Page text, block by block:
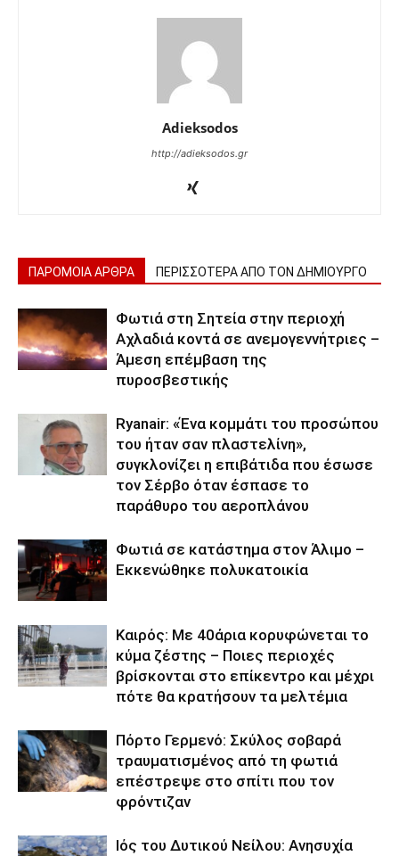
Adieksodos
http://adieksodos.gr
ΠΑΡΟΜΟΙΑ ΑΡΘΡΑ ΠΕΡΙΣΣΟΤΕΡΑ ΑΠΟ ΤΟΝ ΔΗΜΙΟΥΡΓΟ
Φωτιά στη Σητεία στην περιοχή
Αχλαδιά κοντά σε ανεμογεννήτριες –
Άμεση επέμβαση της
πυροσβεστικής
Ryanair: «Ένα κομμάτι του προσώπου
του ήταν σαν πλαστελίνη»,
συγκλονίζει η επιβάτιδα που έσωσε
τον Σέρβο όταν έσπασε το
παράθυρο του αεροπλάνου
Φωτιά σε κατάστημα στον Άλιμο –
Εκκενώθηκε πολυκατοικία
Καιρός: Με 40άρια κορυφώνεται το
κύμα ζέστης – Ποιες περιοχές
βρίσκονται στο επίκεντρο και μέχρι
πότε θα κρατήσουν τα μελτέμια
Πόρτο Γερμενό: Σκύλος σοβαρά
τραυματισμένος από τη φωτιά
επέστρεψε στο σπίτι που τον
φρόντιζαν
Ιός του Δυτικού Νείλου: Ανησυχία